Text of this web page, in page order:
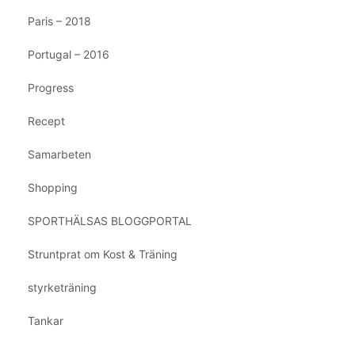
Paris – 2018
Portugal – 2016
Progress
Recept
Samarbeten
Shopping
SPORTHÄLSAS BLOGGPORTAL
Struntprat om Kost & Träning
styrketräning
Tankar